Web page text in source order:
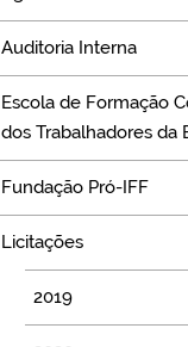
Auditoria Interna
Escola de Formação
dos Trabalhadores da
Fundação Pró-IFF
Licitações
2019